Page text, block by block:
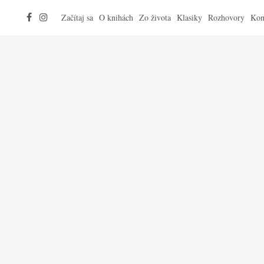
Začítaj sa O knihách Zo života Klasiky Rozhovory